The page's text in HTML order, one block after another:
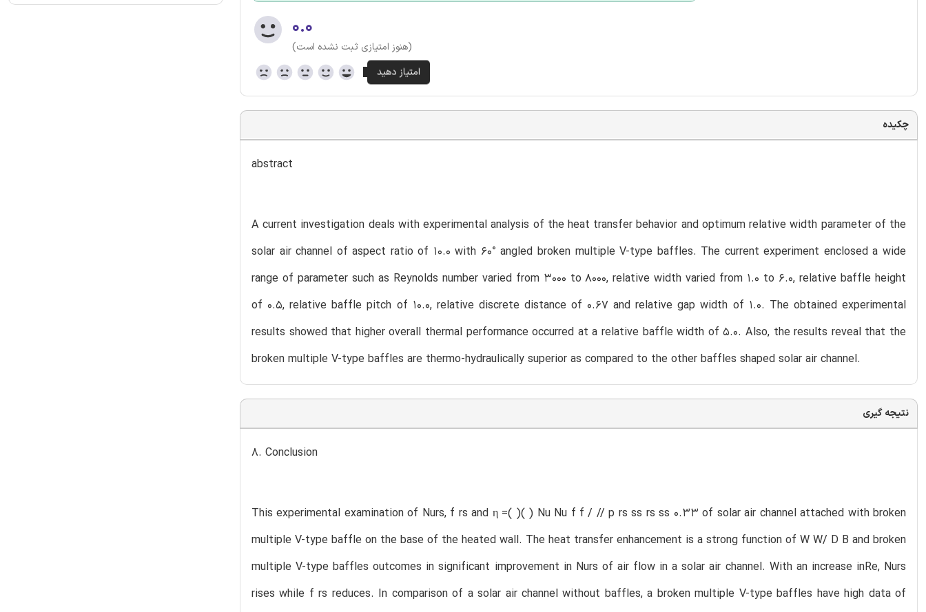
۰.۰
(هنوز امتیازی ثبت نشده است)
چکیده
abstract
A current investigation deals with experimental analysis of the heat transfer behavior and optimum relative width parameter of the
solar air channel of aspect ratio of 10.0 with 60° angled broken multiple V-type baffles. The current experiment enclosed a wide
range of parameter such as Reynolds number varied from 3000 to 8000, relative width varied from 1.0 to 6.0, relative baffle height
of 0.5, relative baffle pitch of 10.0, relative discrete distance of 0.67 and relative gap width of 1.0. The obtained experimental
results showed that higher overall thermal performance occurred at a relative baffle width of 5.0. Also, the results reveal that the
broken multiple V-type baffles are thermo-hydraulically superior as compared to the other baffles shaped solar air channel.
نتیجه گیری
8. Conclusion
This experimental examination of Nurs, f rs and η =( )( ) Nu Nu f f / // p rs ss rs ss 0.33 of solar air channel attached with broken
multiple V-type baffle on the base of the heated wall. The heat transfer enhancement is a strong function of W W/ D B and broken
multiple V-type baffles outcomes in significant improvement in Nurs of air flow in a solar air channel. With an increase inRe, Nurs
rises while f rs reduces. In comparison of a solar air channel without baffles, a broken multiple V-type baffles have high data of